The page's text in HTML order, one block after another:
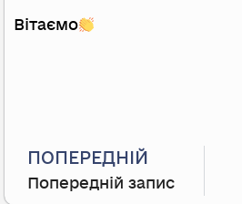
Вітаємо
ПОПЕРЕДНІЙ
Попередній запис